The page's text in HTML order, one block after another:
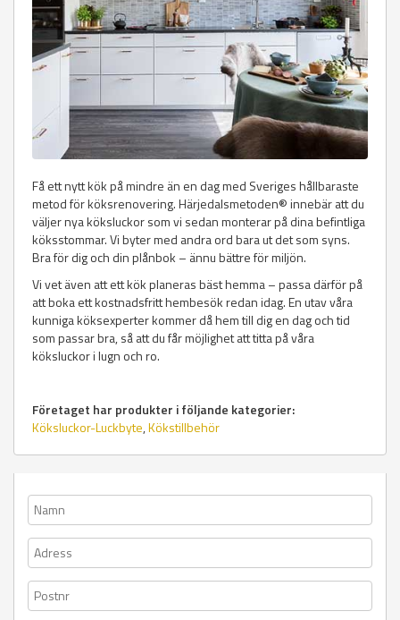
Få ett nytt kök på mindre än en dag med Sveriges hållbaraste
metod för köksrenovering. Härjedalsmetoden® innebär att du
väljer nya köksluckor som vi sedan monterar på dina befintliga
köksstommar. Vi byter med andra ord bara ut det som syns.
Bra för dig och din plånbok – ännu bättre för miljön.
Vi vet även att ett kök planeras bäst hemma – passa därför på
att boka ett kostnadsfritt hembesök redan idag. En utav våra
kunniga köksexperter kommer då hem till dig en dag och tid
som passar bra, så att du får möjlighet att titta på våra
köksluckor i lugn och ro.
Företaget har produkter i följande kategorier:
Köksluckor-Luckbyte,Kökstillbehör